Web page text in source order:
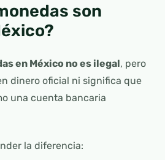
son
en México no es ilegal, pero
dinero oficial ni significa que
una cuenta bancaria
la diferencia: